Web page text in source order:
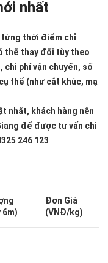
nhất
từng thời điểm chỉ
thể thay đổi tùy theo
phí vận chuyển, số
thể (như cắt khúc, mạ
nhất, khách hàng nên
để được tư vấn chi
246 123
6m)
Đơn Giá
(VNĐ/kg)